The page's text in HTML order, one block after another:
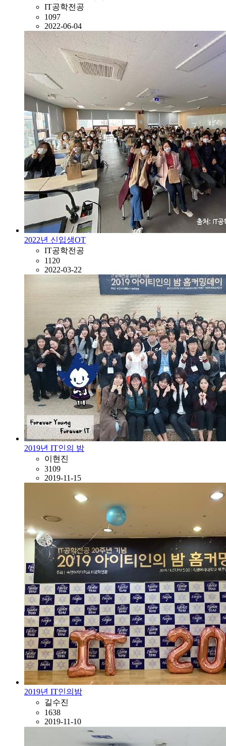
IT공학전공
1097
2022-06-04
2022년 신입생OT
IT공학전공
1120
2022-03-22
2019년 IT인의 밤
이현진
3109
2019-11-15
2019년 IT인의밤
길수진
1638
2019-11-10